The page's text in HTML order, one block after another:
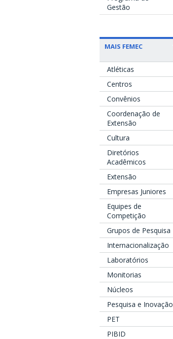
Gestão
MAIS FEMEC
Atléticas
Centros
Convênios
Coordenação de
Extensão
Cultura
Diretórios
Acadêmicos
Extensão
Empresas Juniores
Equipes de
Competição
Grupos de Pesquisa
Internacionalização
Laboratórios
Monitorias
Núcleos
Pesquisa e Inovação
PET
PIBID